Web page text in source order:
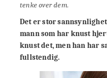
tenke over dem.
Det er stor
mann som har knust
knust det, men han har
fullstendig.